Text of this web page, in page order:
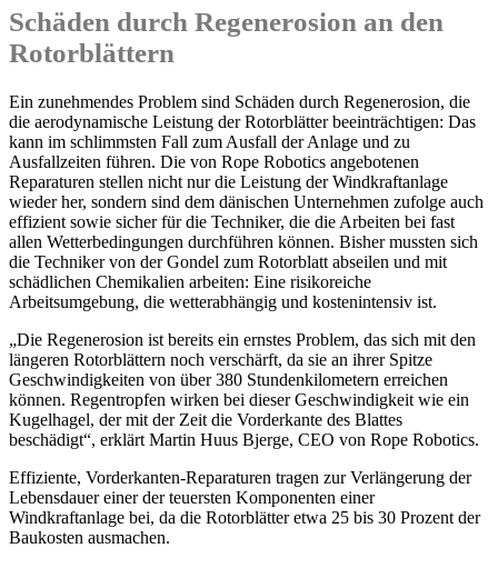
Schäden durch Regenerosion an den
Rotorblättern
Ein zunehmendes Problem sind Schäden durch Regenerosion, die
die aerodynamische Leistung der Rotorblätter beeinträchtigen: Das
kann im schlimmsten Fall zum Ausfall der Anlage und zu
Ausfallzeiten führen. Die von Rope Robotics angebotenen
Reparaturen stellen nicht nur die Leistung der Windkraftanlage
wieder her, sondern sind dem dänischen Unternehmen zufolge auch
effizient sowie sicher für die Techniker, die die Arbeiten bei fast
allen Wetterbedingungen durchführen können. Bisher mussten sich
die Techniker von der Gondel zum Rotorblatt abseilen und mit
schädlichen Chemikalien arbeiten: Eine risikoreiche
Arbeitsumgebung, die wetterabhängig und kostenintensiv ist.
„Die Regenerosion ist bereits ein ernstes Problem, das sich mit den
längeren Rotorblättern noch verschärft, da sie an ihrer Spitze
Geschwindigkeiten von über 380 Stundenkilometern erreichen
können. Regentropfen wirken bei dieser Geschwindigkeit wie ein
Kugelhagel, der mit der Zeit die Vorderkante des Blattes
beschädigt“, erklärt Martin Huus Bjerge, CEO von Rope Robotics.
Effiziente, Vorderkanten-Reparaturen tragen zur Verlängerung der
Lebensdauer einer der teuersten Komponenten einer
Windkraftanlage bei, da die Rotorblätter etwa 25 bis 30 Prozent der
Baukosten ausmachen.